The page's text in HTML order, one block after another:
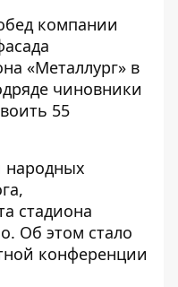
компании
«Металлург» в
чиновники
55
народных
стадиона
Об этом стало
конференции